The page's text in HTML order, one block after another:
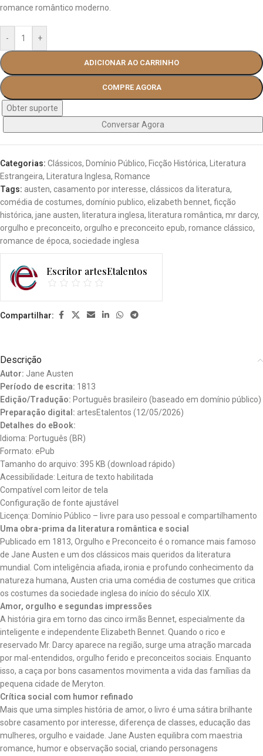
romance romântico moderno.
- +
ADICIONAR AO CARRINHO
COMPRE AGORA
Obter suporte
Conversar Agora
Categorias: Clássicos, Domínio Público, Ficção Histórica,
Literatura
Estrangeira, Literatura Inglesa, Romance
Tags: austen, casamento por interesse, clássicos da literatura,
comédia de costumes, domínio publico, elizabeth bennet, ficção
histórica, jane austen, literatura inglesa, literatura romântica, mr darcy,
orgulho e preconceito, orgulho e preconceito epub, romance clássico,
romance de época, sociedade inglesa
Escritor artesEtalentos
Compartilhar:
Descrição
Autor: Jane Austen
Período de escrita: 1813
Edição/Tradução: Português brasileiro (baseado em domínio público)
Preparação digital: artesEtalentos (12/05/2026)
Detalhes do eBook:
Idioma: Português (BR)
Formato: ePub
Tamanho do arquivo: 395 KB (download rápido)
Acessibilidade: Leitura de texto habilitada
Compatível com leitor de tela
Configuração de fonte ajustável
Licença: Domínio Público – livre para uso pessoal e compartilhamento
Uma obra-prima da literatura romântica e social
Publicado em 1813, Orgulho e Preconceito é o romance mais famoso
de Jane Austen e um dos clássicos mais queridos da literatura
mundial. Com inteligência afiada, ironia e profundo conhecimento da
natureza humana, Austen cria uma comédia de costumes que critica
os costumes da sociedade inglesa do início do século XIX.
Amor, orgulho e segundas impressões
A história gira em torno das cinco irmãs Bennet, especialmente da
inteligente e independente Elizabeth Bennet. Quando o rico e
reservado Mr. Darcy aparece na região, surge uma atração marcada
por mal-entendidos, orgulho ferido e preconceitos sociais. Enquanto
isso, a caça por bons casamentos movimenta a vida das famílias da
pequena cidade de Meryton.
Crítica social com humor refinado
Mais que uma simples história de amor, o livro é uma sátira brilhante
sobre casamento por interesse, diferença de classes, educação das
mulheres, orgulho e vaidade. Jane Austen equilibra com maestria
romance, humor e observação social, criando personagens